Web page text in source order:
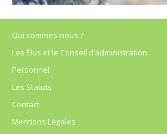
Qui sommes-nous ?
Les Élus et le Conseil d’administration
Personnel
Les Statuts
Contact
Mentions Légales